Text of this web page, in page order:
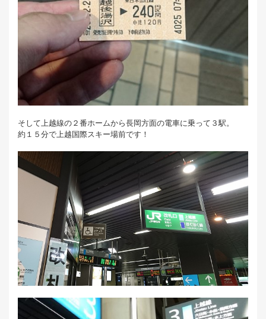
そして上越線の２番ホームから長岡方面の電車に乗って３駅。
約１５分で上越国際スキー場前です！